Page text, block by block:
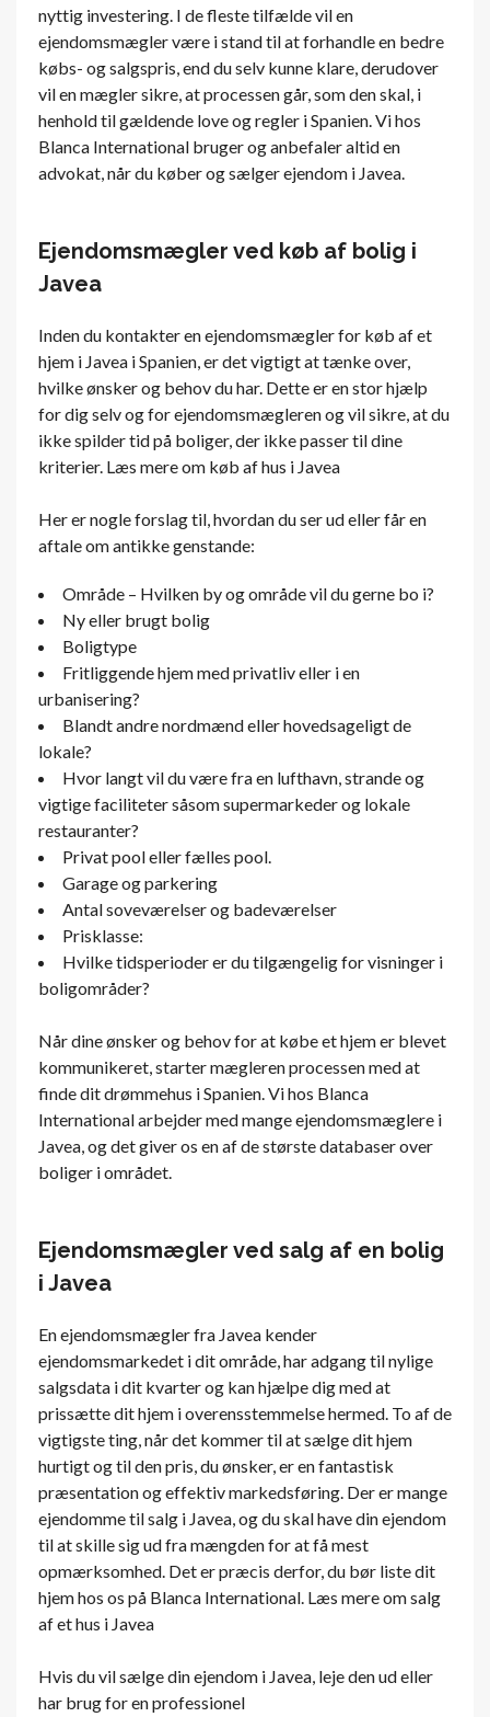
nyttig investering. I de fleste tilfælde vil en
ejendomsmægler være i stand til at forhandle en bedre
købs- og salgspris, end du selv kunne klare, derudover
vil en mægler sikre, at processen går, som den skal, i
henhold til gældende love og regler i Spanien. Vi hos
Blanca International bruger og anbefaler altid en
advokat, når du køber og sælger ejendom i Javea.
Ejendomsmægler ved køb af bolig i
Javea
Inden du kontakter en ejendomsmægler for køb af et
hjem i Javea i Spanien, er det vigtigt at tænke over,
hvilke ønsker og behov du har. Dette er en stor hjælp
for dig selv og for ejendomsmægleren og vil sikre, at du
ikke spilder tid på boliger, der ikke passer til dine
kriterier. Læs mere om køb af hus i Javea
Her er nogle forslag til, hvordan du ser ud eller får en
aftale om antikke genstande:
Område – Hvilken by og område vil du gerne bo i?
Ny eller brugt bolig
Boligtype
Fritliggende hjem med privatliv eller i en
urbanisering?
Blandt andre nordmænd eller hovedsageligt de
lokale?
Hvor langt vil du være fra en lufthavn, strande og
vigtige faciliteter såsom supermarkeder og lokale
restauranter?
Privat pool eller fælles pool.
Garage og parkering
Antal soveværelser og badeværelser
Prisklasse:
Hvilke tidsperioder er du tilgængelig for visninger i
boligområder?
Når dine ønsker og behov for at købe et hjem er blevet
kommunikeret, starter mægleren processen med at
finde dit drømmehus i Spanien. Vi hos Blanca
International arbejder med mange ejendomsmæglere i
Javea, og det giver os en af ​​de største databaser over
boliger i området.
Ejendomsmægler ved salg af en bolig
i Javea
En ejendomsmægler fra Javea kender
ejendomsmarkedet i dit område, har adgang til nylige
salgsdata i dit kvarter og kan hjælpe dig med at
prissætte dit hjem i overensstemmelse hermed. To af de
vigtigste ting, når det kommer til at sælge dit hjem
hurtigt og til den pris, du ønsker, er en fantastisk
præsentation og effektiv markedsføring. Der er mange
ejendomme til salg i Javea, og du skal have din ejendom
til at skille sig ud fra mængden for at få mest
opmærksomhed. Det er præcis derfor, du bør liste dit
hjem hos os på Blanca International. Læs mere om salg
af et hus i Javea
Hvis du vil sælge din ejendom i Javea, leje den ud eller
har brug for en professionel